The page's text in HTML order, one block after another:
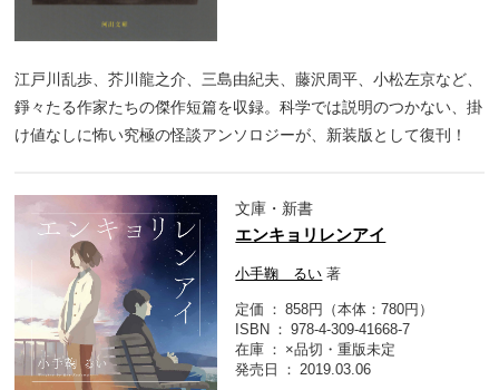
江戸川乱歩、芥川龍之介、三島由紀夫、藤沢周平、小松左京など、
錚々たる作家たちの傑作短篇を収録。科学では説明のつかない、掛
け値なしに怖い究極の怪談アンソロジーが、新装版として復刊！
文庫・新書
エンキョリレンアイ
小手鞠 るい 著
定価
858円（本体：780円）
ISBN
978-4-309-41668-7
在庫
×品切・重版未定
発売日
2019.03.06